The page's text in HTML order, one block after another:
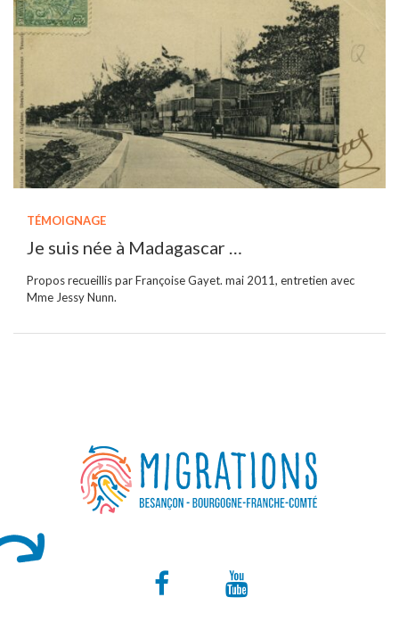
TÉMOIGNAGE
Je suis née à Madagascar …
Propos recueillis par Françoise Gayet. mai 2011, entretien avec
Mme Jessy Nunn.
Lien